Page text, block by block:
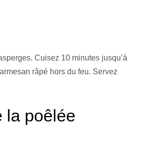
Cuisez 10 minutes jusqu’à
râpé hors du feu. Servez
la poêlée